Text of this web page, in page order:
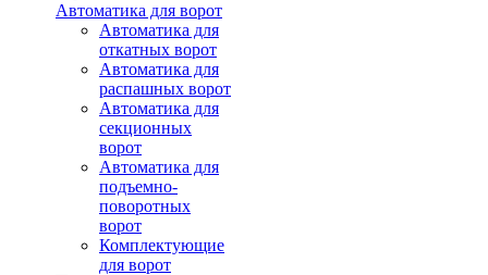
Автоматика для ворот
Автоматика для
откатных ворот
Автоматика для
распашных ворот
Автоматика для
секционных
ворот
Автоматика для
подъемно-
поворотных
ворот
Комплектующие
для ворот